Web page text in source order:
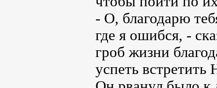
- О, благодарю
где я ошибся, -
гроб жизни
успеть